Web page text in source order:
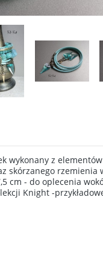
wykonany z
skórzanego rzemienia
cm - do oplecenia
Knight -